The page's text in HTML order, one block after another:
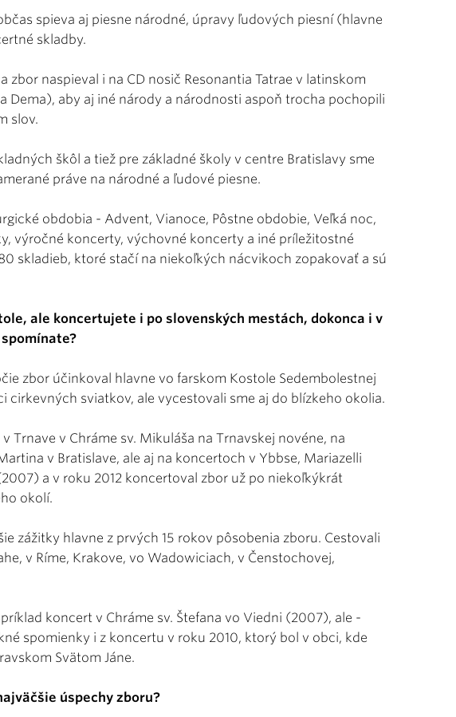
spieva aj piesne národné, úpravy ľudových piesní (hlavne
skladby.
zbor naspieval i na CD nosič Resonantia Tatrae v latinskom
Dema), aby aj iné národy a národnosti aspoň trocha pochopili
slov.
škôl a tiež pre základné školy v centre Bratislavy sme
práve na národné a ľudové piesne.
obdobia - Advent, Vianoce, Pôstne obdobie, Veľká noc,
výročné koncerty, výchovné koncerty a iné príležitostné
skladieb, ktoré stačí na niekoľkých nácvikoch zopakovať a sú
ale koncertujete i po slovenských mestách, dokonca i v
zbor účinkoval hlavne vo farskom Kostole Sedembolestnej
cirkevných sviatkov, ale vycestovali sme aj do blízkeho okolia.
Trnave v Chráme sv. Mikuláša na Trnavskej novéne, na
v Bratislave, ale aj na koncertoch v Ybbse, Mariazelli
a v roku 2012 koncertoval zbor už po niekoľkýkrát
okolí.
zážitky hlavne z prvých 15 rokov pôsobenia zboru. Cestovali
v Ríme, Krakove, vo Wadowiciach, v Čenstochovej,
koncert v Chráme sv. Štefana vo Viedni (2007), ale -
spomienky i z koncertu v roku 2010, ktorý bol v obci, kde
Svätom Jáne.
úspechy zboru?